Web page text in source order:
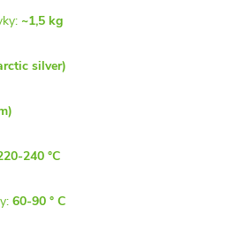
~1,5 kg
silver)
240 °C
60-90 ° C